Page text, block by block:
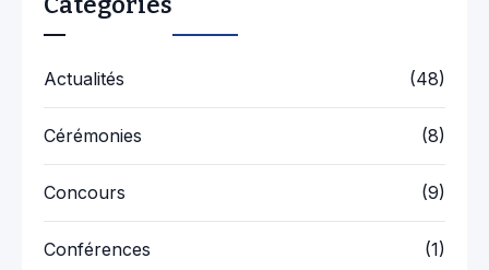
Actualités (48)
Cérémonies (8)
Concours (9)
Conférences (1)